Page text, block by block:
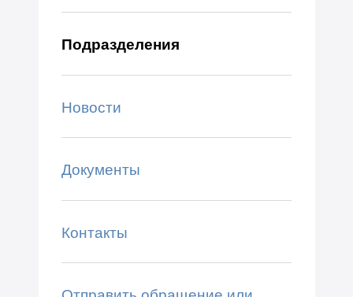
Подразделения
Новости
Документы
Контакты